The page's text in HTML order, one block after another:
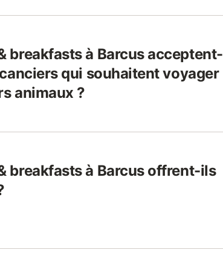
breakfasts à Barcus acceptent-
qui souhaitent voyager
animaux ?
breakfasts à Barcus offrent-ils